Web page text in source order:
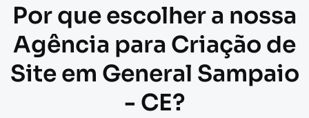
Por que escolher a nossa
Agência para Criação de
Site em General Sampaio
- CE?